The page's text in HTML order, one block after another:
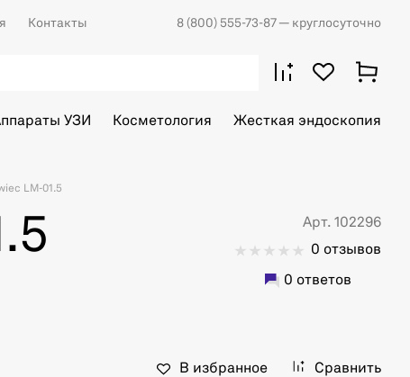
Контакты 8 (800) 555-73-87 — круглосуточно
УЗИ Косметология Жесткая эндоскопия
LM-01.5
Арт. 102296
0 отзывов
0 ответов
В избранное Сравнить